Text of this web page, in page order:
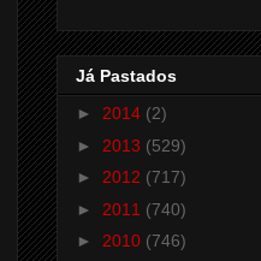
Já Pastados
► 2014 (2)
► 2013 (529)
► 2012 (717)
► 2011 (740)
► 2010 (746)